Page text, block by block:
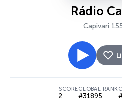
Rádio
Capivari
SCORE
2
GLOBAL RANK
#31895